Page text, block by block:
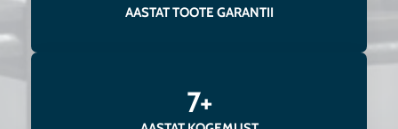
AASTAT TOOTE GARANTII
7+